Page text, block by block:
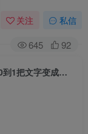
关注 私信
645 92
（4261期）朋友圈不刷屏文案心法课：不销而销文案训练营，从0到1把文字变成金钱